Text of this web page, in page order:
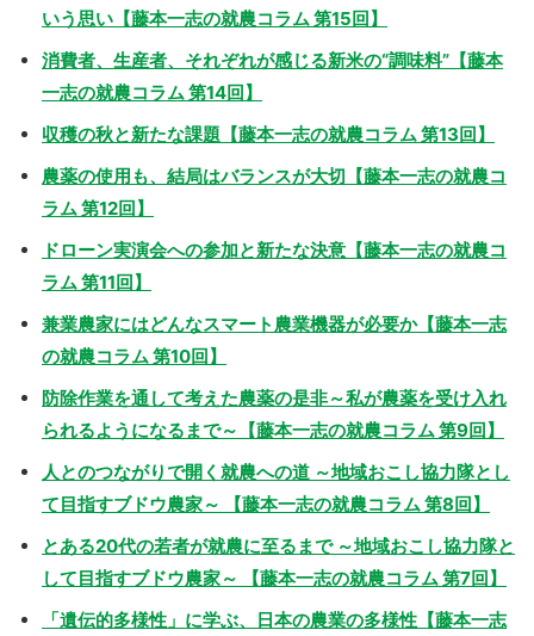
いう思い【藤本一志の就農コラム 第15回】
消費者、生産者、それぞれが感じる新米の“調味料”【藤本
一志の就農コラム 第14回】
収穫の秋と新たな課題【藤本一志の就農コラム 第13回】
農薬の使用も、結局はバランスが大切【藤本一志の就農コ
ラム 第12回】
ドローン実演会への参加と新たな決意【藤本一志の就農コ
ラム 第11回】
兼業農家にはどんなスマート農業機器が必要か【藤本一志
の就農コラム 第10回】
防除作業を通して考えた農薬の是非～私が農薬を受け入れ
られるようになるまで～【藤本一志の就農コラム 第9回】
人とのつながりで開く就農への道 ～地域おこし協力隊とし
て目指すブドウ農家～ 【藤本一志の就農コラム 第8回】
とある20代の若者が就農に至るまで ～地域おこし協力隊と
して目指すブドウ農家～ 【藤本一志の就農コラム 第7回】
「遺伝的多様性」に学ぶ、日本の農業の多様性【藤本一志